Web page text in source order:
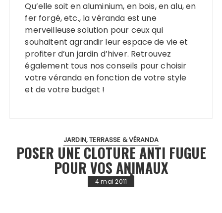
Qu’elle soit en aluminium, en bois, en alu, en
fer forgé, etc., la véranda est une
merveilleuse solution pour ceux qui
souhaitent agrandir leur espace de vie et
profiter d’un jardin d’hiver. Retrouvez
également tous nos conseils pour choisir
votre véranda en fonction de votre style
et de votre budget !
JARDIN, TERRASSE & VÉRANDA
POSER UNE CLOTURE ANTI FUGUE
POUR VOS ANIMAUX
4 mai 2011